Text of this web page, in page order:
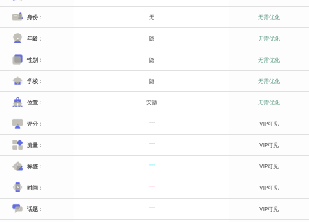
身份： 无 无需优化
年龄： 隐 无需优化
性别： 隐 无需优化
学校： 隐 无需优化
位置： 安徽 无需优化
评分： *** VIP可见
流量： *** VIP可见
标签： *** VIP可见
时间： *** VIP可见
话题： *** VIP可见